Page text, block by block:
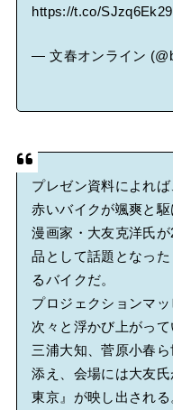
https://t.co/
— 文春オンライン
プレゼン資料によれ
赤いバイクが颯爽と駆
漫画家・大友克洋氏
品として話題となっ
るバイクだ。
プロジェクションマ
次々と浮かび上がって
三浦大知、菅原小春
添え、会場には大友
東京』が映し出される